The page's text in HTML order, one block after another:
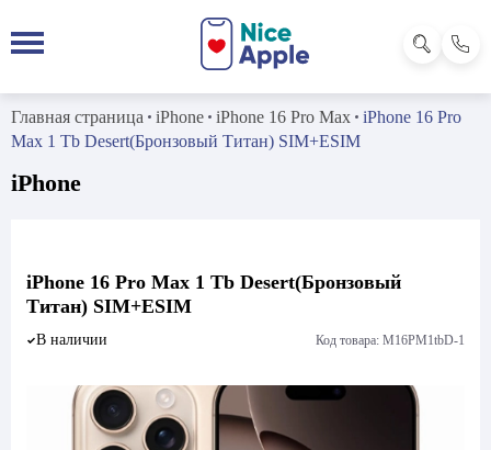
Главная страница iPhone iPhone 16 Pro Max
iPhone 16 Pro
Max 1 Tb Desert(Бронзовый Титан) SIM+ESIM
iPhone
iPhone 16 Pro Max 1 Tb Desert(Бронзовый
Титан) SIM+ESIM
В наличии Код товара: M16PM1tbD-1